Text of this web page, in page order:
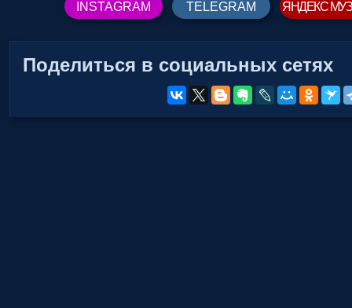
INSTAGRAM TELEGRAM ЯНДЕКС
Поделиться в социальных сетях